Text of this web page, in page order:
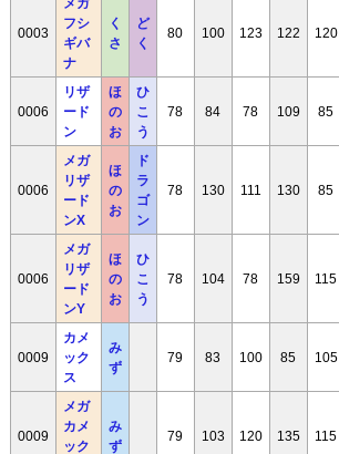
0003
メガ
フシ
ギバ
ナ
く
さ
ど
く
80 100 123 122 120
0006
リザ
ード
ン
ほ
の
お
ひ
こ
う
78 84 78 109 85
0006
メガ
リザ
ード
ンX
ほ
の
お
ド
ラ
ゴ
ン
78 130 111 130 85
0006
メガ
リザ
ード
ンY
ほ
の
お
ひ
こ
う
78 104 78 159 115
0009
カメ
ック
ス
み
ず
79 83 100 85 105
0009
メガ
カメ
ック
み
ず
79 103 120 135 115